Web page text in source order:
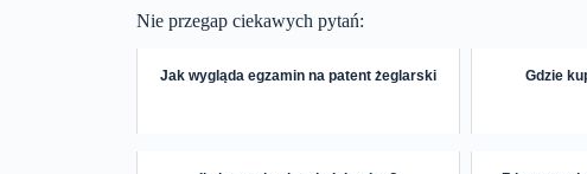
Nie przegap ciekawych pytań:
Jak wygląda egzamin na patent żeglarski Gdzie